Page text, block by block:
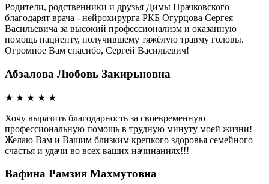
Родители, родственники и друзья Димы Прачковского
благодарят врача - нейрохирурга РКБ Огурцова Сергея
Васильевича за высокий профессионализм и оказанную
помощь пациенту, получившему тяжёлую травму головы.
Огромное Вам спасибо, Сергей Васильевич!
Абзалова Любовь Закирьновна
★ ★ ★ ★ ★
Хочу выразить благодарность за своевременную
профессиональную помощь в трудную минуту моей жизни!
Желаю Вам и Вашим близким крепкого здоровья семейного
счастья и удачи во всех ваших начинаниях!!!
Вафина Рамзия Махмутовна